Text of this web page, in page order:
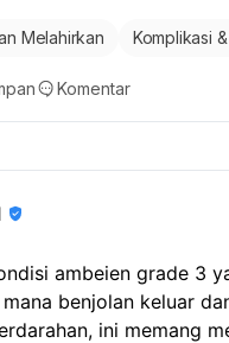
Melahirkan Komplikasi
Komentar
ambeien grade 3
benjolan keluar
ini memang